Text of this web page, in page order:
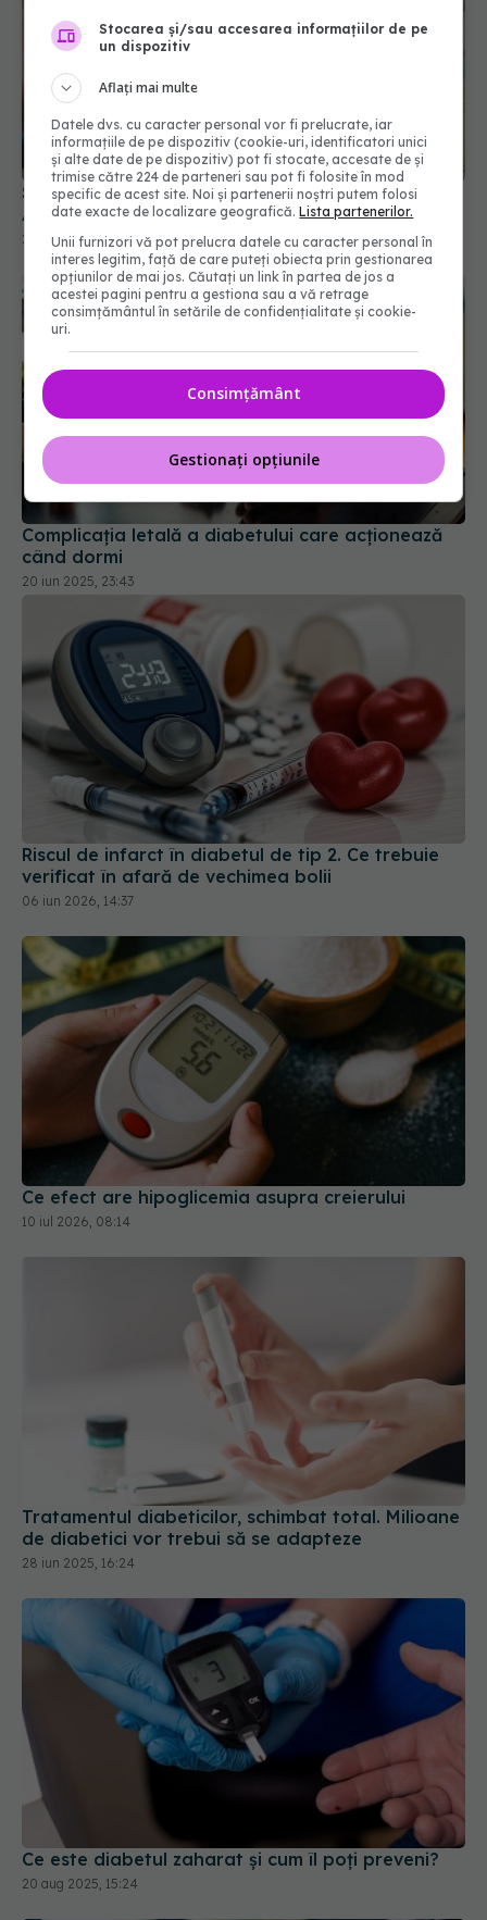
Simptomul banal care poate semnala diabetul.
Apare noaptea
22 feb 2025, 19:42
Complicația letală a diabetului care acționează
când dormi
20 iun 2025, 23:43
Riscul de infarct în diabetul de tip 2. Ce trebuie
verificat în afară de vechimea bolii
06 iun 2026, 14:37
Ce efect are hipoglicemia asupra creierului
10 iul 2026, 08:14
Tratamentul diabeticilor, schimbat total. Milioane
de diabetici vor trebui să se adapteze
28 iun 2025, 16:24
Ce este diabetul zaharat și cum îl poți preveni?
20 aug 2025, 15:24
Stocarea și/sau accesarea informațiilor de pe
un dispozitiv
Aflați mai multe
Datele dvs. cu caracter personal vor fi prelucrate, iar
informațiile de pe dispozitiv (cookie-uri, identificatori unici
și alte date de pe dispozitiv) pot fi stocate, accesate de și
trimise către 224 de parteneri sau pot fi folosite în mod
specific de acest site. Noi și partenerii noștri putem folosi
date exacte de localizare geografică.Lista partenerilor.
Unii furnizori vă pot prelucra datele cu caracter personal în
interes legitim, față de care puteți obiecta prin gestionarea
opțiunilor de mai jos. Căutați un link în partea de jos a
acestei pagini pentru a gestiona sau a vă retrage
consimțământul în setările de confidențialitate și cookie-
uri.
Consimțământ
Gestionați opțiunile